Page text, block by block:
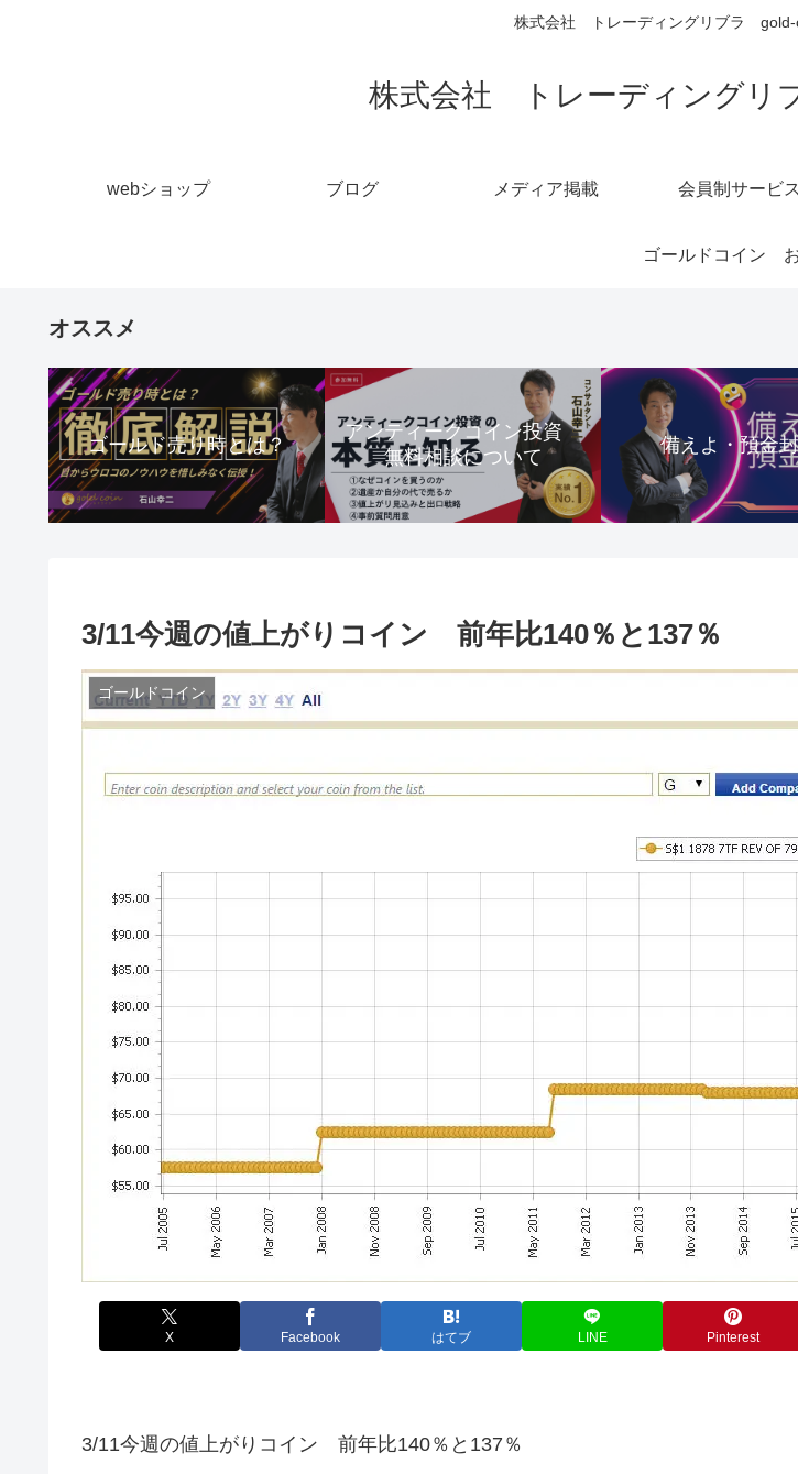
株式会社 トレーディングリブラ gold-
株式会社 トレーディングリ
webショップ ブログ メディア掲載 会員制サービス
オススメ
ゴールド売り時とは？
アンティークコイン投資
無料相談について
備えよ・預金
3/11今週の値上がりコイン 前年比140％と137％
ゴールドコイン
X Facebook はてブ LINE Pinterest
3/11今週の値上がりコイン 前年比140％と137％